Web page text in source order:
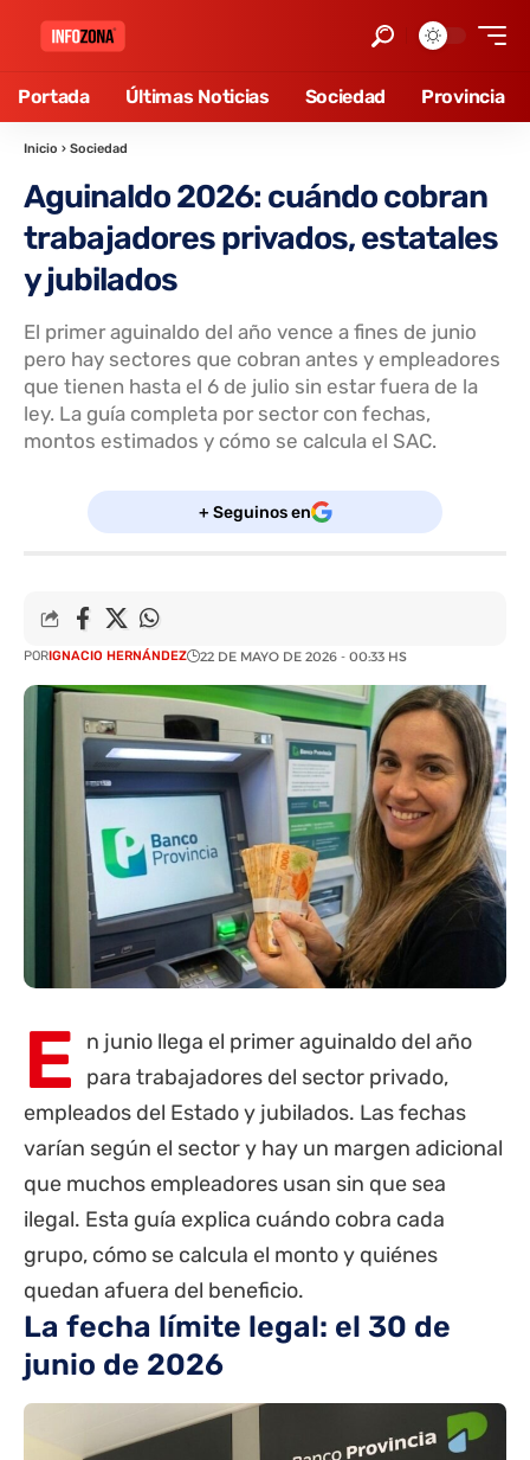
Portada Últimas Noticias Sociedad Provincia
Inicio › Sociedad
Aguinaldo 2026: cuándo cobran
trabajadores privados, estatales
y jubilados
El primer aguinaldo del año vence a fines de junio
pero hay sectores que cobran antes y empleadores
que tienen hasta el 6 de julio sin estar fuera de la
ley. La guía completa por sector con fechas,
montos estimados y cómo se calcula el SAC.
+ Seguinos en
PORIGNACIO HERNÁNDEZ 22 DE MAYO DE 2026 - 00:33 HS
E
n junio llega el primer aguinaldo del año
para trabajadores del sector privado,
empleados del Estado y jubilados. Las fechas
varían según el sector y hay un margen adicional
que muchos empleadores usan sin que sea
ilegal. Esta guía explica cuándo cobra cada
grupo, cómo se calcula el monto y quiénes
quedan afuera del beneficio.
La fecha límite legal: el 30 de
junio de 2026